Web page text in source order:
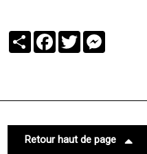
PartagerFacebook
Twitter
Retour haut de page